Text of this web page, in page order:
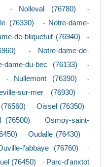
- Nolleval (76780) -
(76330) -
Notre-dame-
de-bliquetuit (76940) -
-
Notre-dame-de-
dame-du-bec (76133) -
- Nullemont (76390) -
sur-mer (76930) -
-Oissel (76350)
(76500) -Osmoy-saint-
-Oudalle (76430) -
l'abbaye (76760) -
(76450) - Parc-d'anxtot